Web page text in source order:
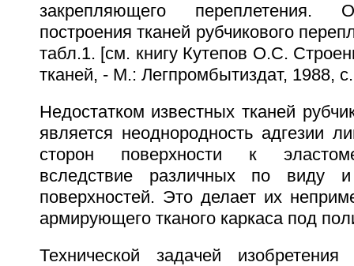
закрепляющего переплетения.
построения тканей рубчикового
табл.1. [см. книгу Кутепов О.С.
тканей, - М.: Легпромбытиздат, 1988,
Недостатком известных тканей
является неоднородность адгезии
сторон поверхности к
вследствие различных по виду
поверхностей. Это делает их
армирующего тканого каркаса под
Технической задачей изобретения